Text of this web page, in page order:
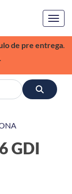
de pre entrega.
GDI